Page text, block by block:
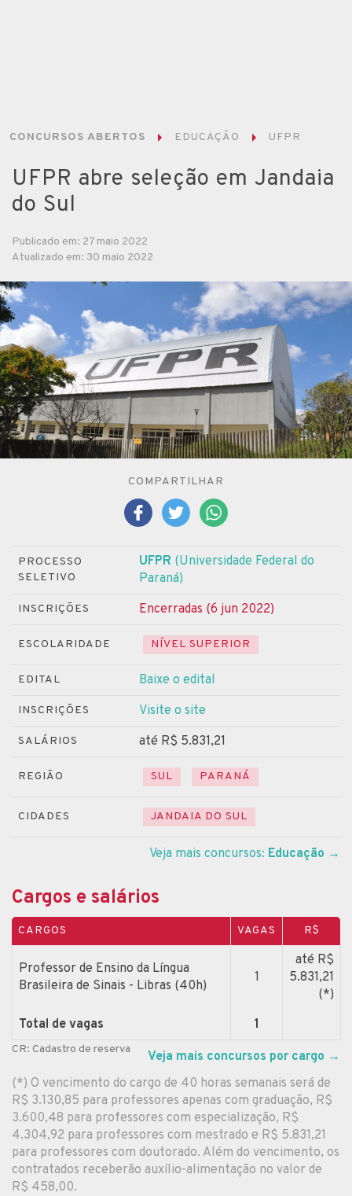
CONCURSOS ABERTOS EDUCAÇÃO UFPR
UFPR abre seleção em Jandaia
do Sul
Publicado em: 27 maio 2022
Atualizado em: 30 maio 2022
COMPARTILHAR
PROCESSO
SELETIVO
UFPR (Universidade Federal do
Paraná)
INSCRIÇÕES Encerradas (6 jun 2022)
ESCOLARIDADE NÍVEL SUPERIOR
EDITAL Baixe o edital
INSCRIÇÕES Visite o site
SALÁRIOS até R$ 5.831,21
REGIÃO SUL PARANÁ
CIDADES JANDAIA DO SUL
Veja mais concursos: Educação →
Cargos e salários
CARGOS VAGAS R$
Professor de Ensino da Língua
Brasileira de Sinais - Libras (40h)
1
até R$
5.831,21
(*)
Total de vagas
1
CR: Cadastro de reserva Veja mais concursos por cargo →
(*) O vencimento do cargo de 40 horas semanais será de
R$ 3.130,85 para professores apenas com graduação, R$
3.600,48 para professores com especialização, R$
4.304,92 para professores com mestrado e R$ 5.831,21
para professores com doutorado. Além do vencimento, os
contratados receberão auxílio-alimentação no valor de
R$ 458,00.